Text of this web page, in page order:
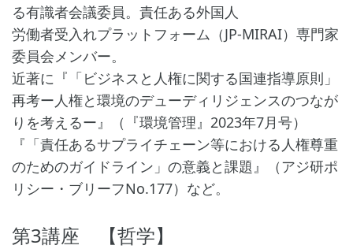
る有識者会議委員。責任ある外国人
労働者受入れプラットフォーム（JP-MIRAI）専門家
委員会メンバー。
近著に『「ビジネスと人権に関する国連指導原則」
再考ー人権と環境のデューディリジェンスのつなが
りを考えるー』（『環境管理』2023年7月号）
『「責任あるサプライチェーン等における人権尊重
のためのガイドライン」の意義と課題』（アジ研ポ
リシー・ブリーフNo.177）など。
第3講座 【哲学】